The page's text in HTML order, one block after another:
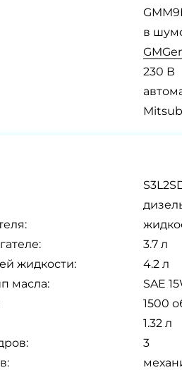
в
230 В
3.7 л
жидкости:
4.2 л
масла:
SAE
1500
1.32 л
3